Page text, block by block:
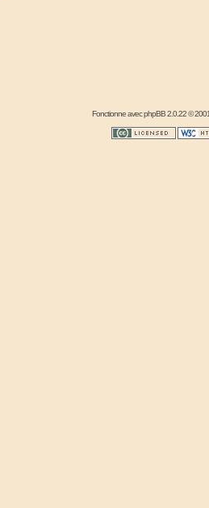
Fonctionne avecphpBB2.0.22 ©